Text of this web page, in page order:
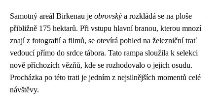
Samotný areál Birkenau je obrovský a rozkládá se na ploše
přibližně 175 hektarů. Při vstupu hlavní branou, kterou mnozí
znají z fotografií a filmů, se otevírá pohled na železniční trať
vedoucí přímo do srdce tábora. Tato rampa sloužila k selekci
nově příchozích vězňů, kde se rozhodovalo o jejich osudu.
Procházka po této trati je jedním z nejsilnějších momentů celé
návštěvy.